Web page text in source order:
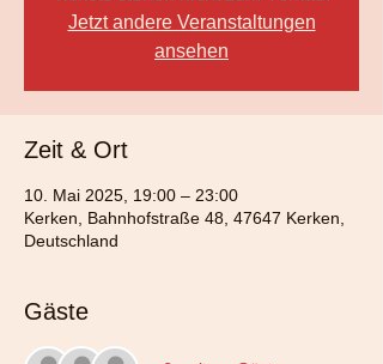
Jetzt andere Veranstaltungen
ansehen
Zeit & Ort
10. Mai 2025, 19:00 – 23:00
Kerken, Bahnhofstraße 48, 47647 Kerken,
Deutschland
Gäste